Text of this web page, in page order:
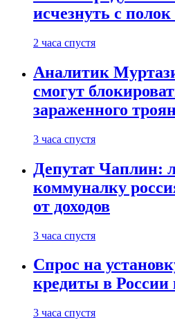
исчезнуть с
2 часа спустя
Аналитик
смогут
зараженного
3 часа спустя
Депутат Чаплин:
коммуналку
от доходов
3 часа спустя
Спрос на
кредиты в России
3 часа спустя